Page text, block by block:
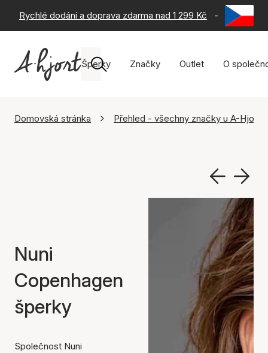
Rychlé dodání a doprava zdarma nad 1 299 Kč - 60 dní
Šperky Značky Outlet O
Domovská stránka Přehled - všechny značky u A-Hjort
Nuni
Copenhagen
šperky
Společnost Nuni